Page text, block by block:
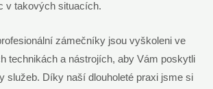
v takových situacích.
zámečníky jsou vyškoleni ve
technikách a nástrojích, aby Vám poskytli
služeb. Díky naší dlouholeté praxi jsme si